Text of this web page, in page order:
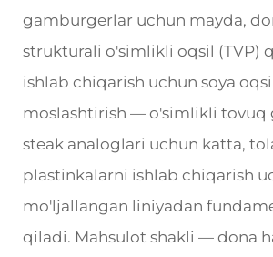
gamburgerlar uchun mayda,
strukturali o'simlikli oqsil (TVP)
ishlab chiqarish uchun soya
moslashtirish — o'simlikli tovuq
steak analoglari uchun katta,
plastinkalarni ishlab chiqarish
mo'ljallangan liniyadan
qiladi. Mahsulot shakli — dona